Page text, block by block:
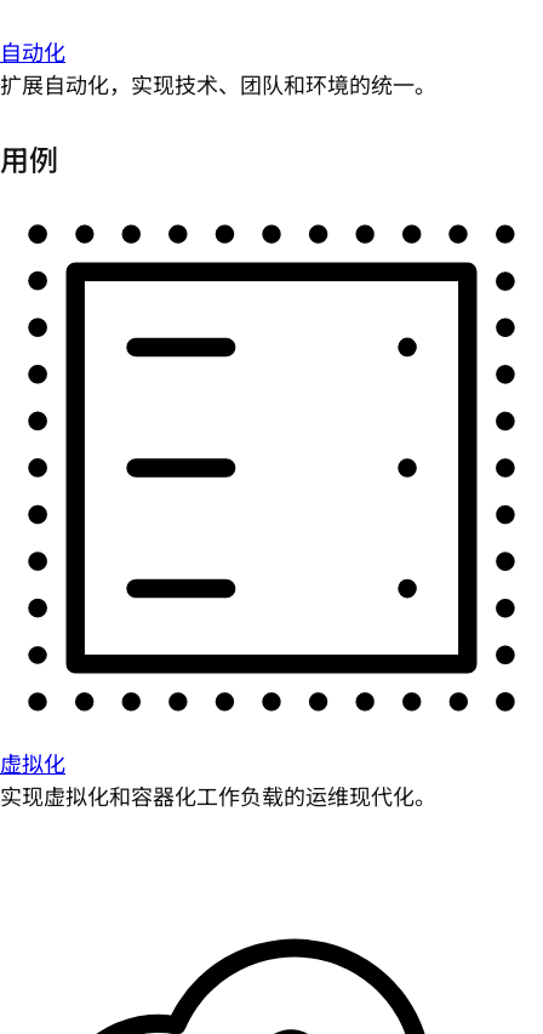
自动化
扩展自动化，实现技术、团队和环境的统一。
用例
虚拟化
实现虚拟化和容器化工作负载的运维现代化。